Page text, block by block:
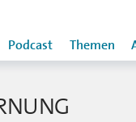
Podcast Themen